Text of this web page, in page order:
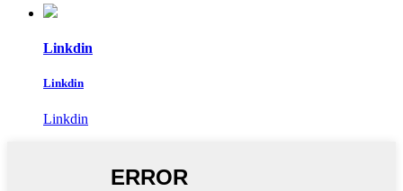
Linkdin
Linkdin
Linkdin